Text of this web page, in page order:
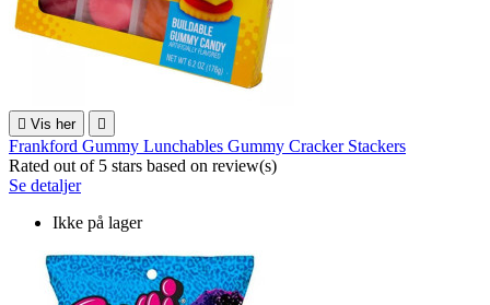
 Vis her 
Frankford Gummy Lunchables Gummy Cracker Stackers
Rated out of 5 stars based on review(s)
Se detaljer
Ikke på lager